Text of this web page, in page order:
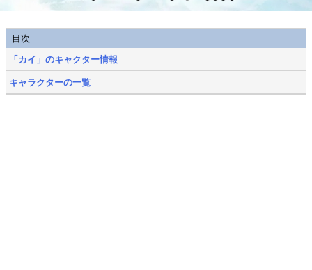
目次
「カイ」のキャクター情報
キャラクターの一覧